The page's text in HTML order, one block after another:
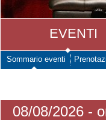
EVENTI
Sommario eventi
08/08/2026 -